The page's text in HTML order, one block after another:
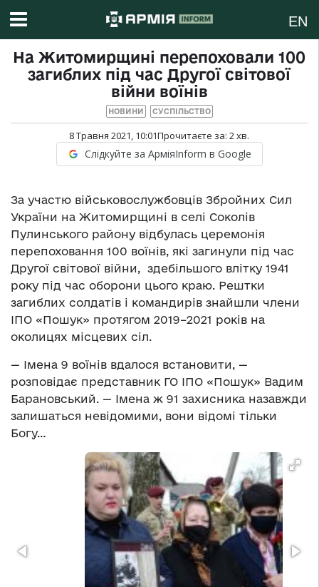
EN
На Житомирщині перепоховали 100
загиблих під час Другої світової
війни воїнів
НОВИНИ СУСПІЛЬСТВО
8 Травня 2021, 10:01Прочитаєте за: 2хв.
Слідкуйте за АрміяInform в Google
За участю військовослужбовців Збройних Сил
України на Житомирщині в селі Соколів
Пулинського району відбулась церемонія
перепоховання 100 воїнів, які загинули під час
Другої світової війни, здебільшого влітку 1941
року під час оборони цього краю. Рештки
загиблих солдатів і командирів знайшли члени
ІПО «Пошук» протягом 2019–2021 років на
околицях місцевих сіл.
— Імена 9 воїнів вдалося встановити, —
розповідає представник ГО ІПО «Пошук» Вадим
Барановський. — Імена ж 91 захисника назавжди
залишаться невідомими, вони відомі тільки
Богу…